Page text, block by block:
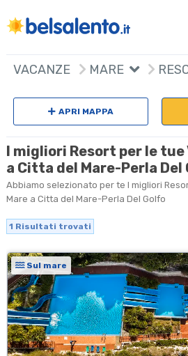
VACANZE MARE
APRI MAPPA
I migliori Resort per le tue
a Citta del Mare-Perla Del
Abbiamo selezionato per te I migliori
Mare a Citta del Mare-Perla Del Golfo
1 Risultati trovati
Sul mare
+